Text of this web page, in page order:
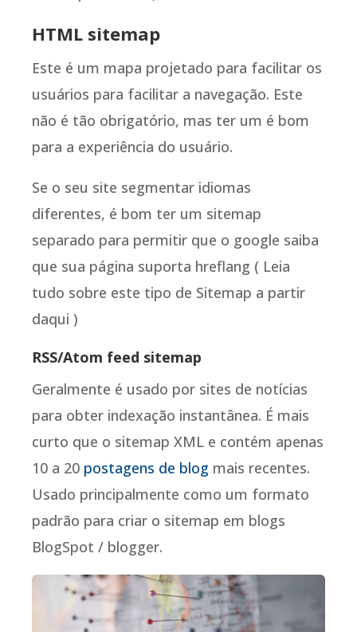
HTML sitemap
Este é um mapa projetado para facilitar os
usuários para facilitar a navegação. Este
não é tão obrigatório, mas ter um é bom
para a experiência do usuário.
Se o seu site segmentar idiomas
diferentes, é bom ter um sitemap
separado para permitir que o google saiba
que sua página suporta hreflang ( Leia
tudo sobre este tipo de Sitemap a partir
daqui )
RSS/Atom feed sitemap
Geralmente é usado por sites de notícias
para obter indexação instantânea. É mais
curto que o sitemap XML e contém apenas
10 a 20 postagens de blog mais recentes.
Usado principalmente como um formato
padrão para criar o sitemap em blogs
BlogSpot / blogger.